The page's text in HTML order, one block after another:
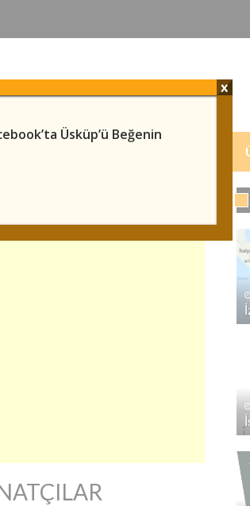
YERLER
Üsküp’ü Beğenin
x